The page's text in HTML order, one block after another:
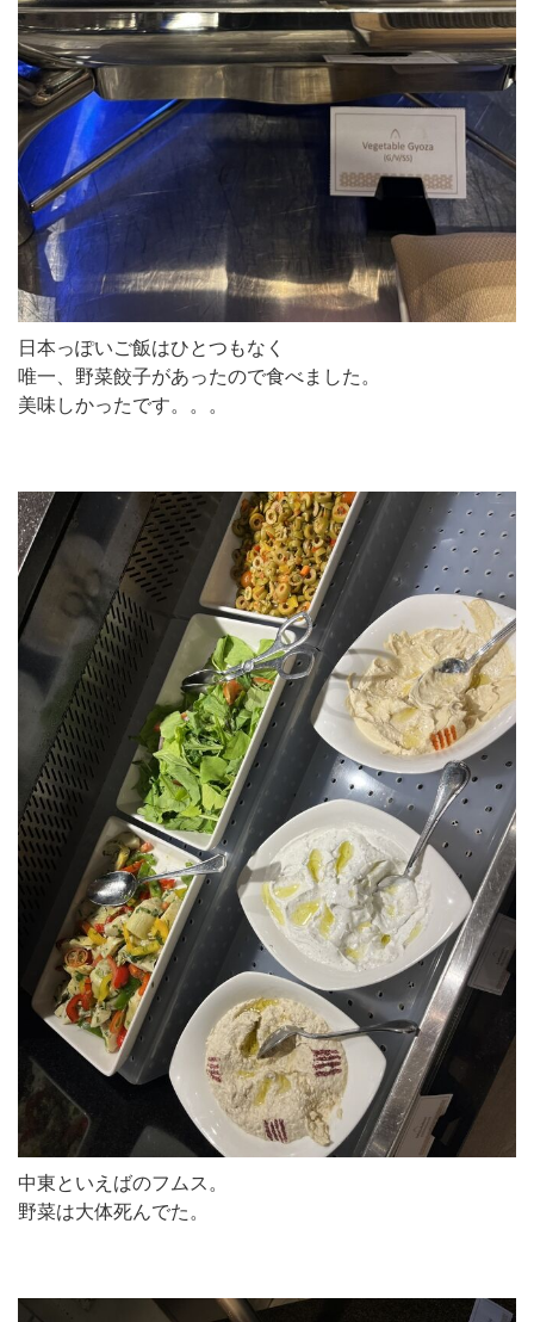
日本っぽいご飯はひとつもなく
唯一、野菜餃子があったので食べました。
美味しかったです。。。
中東といえばのフムス。
野菜は大体死んでた。